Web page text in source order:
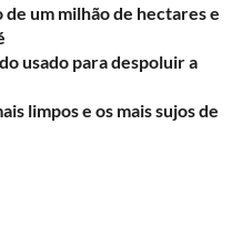
um milhão de hectares e
usado para despoluir a
limpos e os mais sujos de